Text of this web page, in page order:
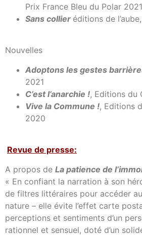
Prix France Bleu du Polar 2021
Sans collier éditions de
Nouvelles
Adoptons les gestes
2021
C’est l’anarchie !, Editions du
Vive la Commune !, Editions
2020
Revue de presse:
A propos de La patience de
« En confiant la narration à son
de filtres littéraires pour accéder
nature – elle évite l’effet carte
perceptions et sentiments d’un
rationnel et sensuel, doté d’un